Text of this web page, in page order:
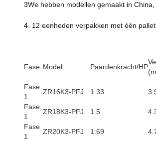
3We hebben modellen gemaakt in China,
4. 12 eenheden verpakken met één pallet
Fase Model Paardenkracht/HP
Fase
1
ZR16K3-PFJ 1.33
Fase
1
ZR18K3-PFJ 1.5
Fase
1
ZR20K3-PFJ 1.69